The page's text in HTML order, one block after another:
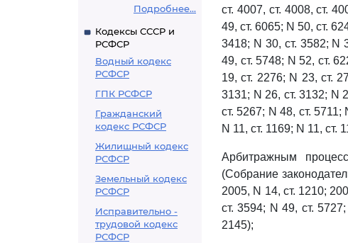
Подробнее...
Кодексы СССР и
РСФСР
Водный кодекс
РСФСР
ГПК РСФСР
Гражданский
кодекс РСФСР
Жилищный кодекс
РСФСР
Земельный кодекс
РСФСР
Исправительно -
трудовой кодекс
РСФСР
ст. 4007, ст. 4008, ст.
49, ст. 6065; N 50, ст.
3418; N 30, ст. 3582; N
49, ст. 5748; N 52, ст.
19, ст. 2276; N 23, ст.
3131; N 26, ст. 3132; N
ст. 5267; N 48, ст. 5711;
N 11, ст. 1169; N 11,
Арбитражным
(Собрание
2005, N 14, ст. 1210;
ст. 3594; N 49, ст.
2145);